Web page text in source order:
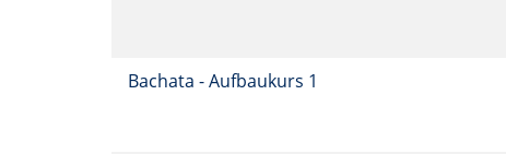
Bachata - Aufbaukurs 1